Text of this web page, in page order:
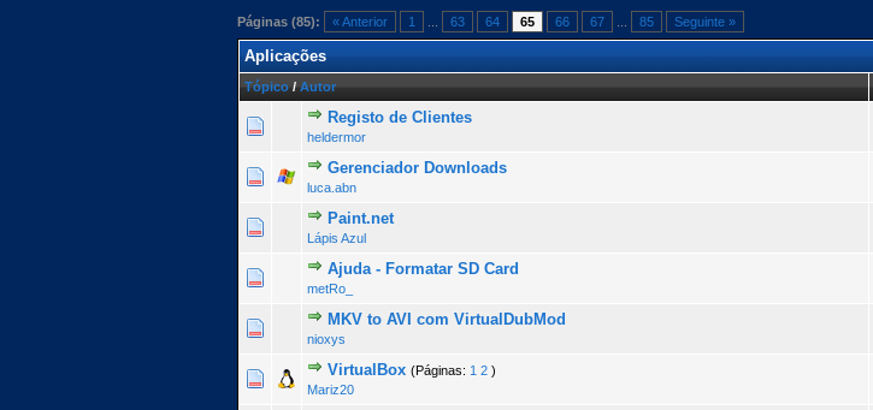
Páginas (85): « Anterior 1 63 64 65 66 67 85 Seguinte »
Aplicações
Tópico/Autor
Registo de Clientes
heldermor
0 Voto(s) - 0 de 5 na totalidade
12
Gerenciador Downloads
luca.abn
0 Voto(s) - 0 de 5 na totalidade
12345
Paint.net
Lápis Azul
1 Voto(s) - 5 de 5 na totalidade
Ajuda - Formatar SD Card
metRo_
0 Voto(s) - 0 de 5 na totalidade
123 45
MKV to AVI com VirtualDubMod
nioxys
0 Voto(s) - 0 de 5 na totalidade
1 2 345
VirtualBox (Páginas: 1 2 )
Mariz20
0 Voto(s) - 0 de 5 na totalidade
12345